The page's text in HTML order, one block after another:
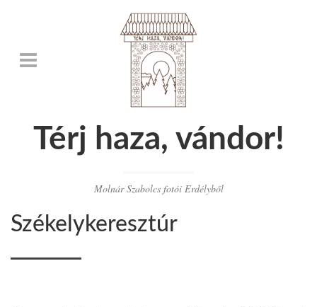
Térj haza, vándor!
Molnár Szabolcs fotói Erdélyből
Székelykeresztúr